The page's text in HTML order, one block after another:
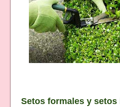
Setos formales y setos